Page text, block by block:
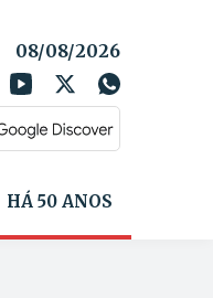
08/08/2026
HÁ 50 ANOS